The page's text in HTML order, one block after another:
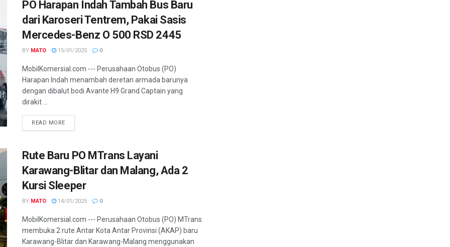
PO Harapan Indah Tambah Bus Baru
dari Karoseri Tentrem, Pakai Sasis
Mercedes-Benz O 500 RSD 2445
BY MATO 15/01/2025 0
MobilKomersial.com --- Perusahaan Otobus (PO)
Harapan Indah menambah deretan armada barunya
dengan dibalut bodi Avante H9 Grand Captain yang
dirakit ...
READ MORE
Rute Baru PO MTrans Layani
Karawang-Blitar dan Malang, Ada 2
Kursi Sleeper
BY MATO 14/01/2025 0
MobilKomersial.com --- Perusahaan Otobus (PO) MTrans
membuka 2 rute Antar Kota Antar Provinsi (AKAP) baru
Karawang-Blitar dan Karawang-Malang menggunakan